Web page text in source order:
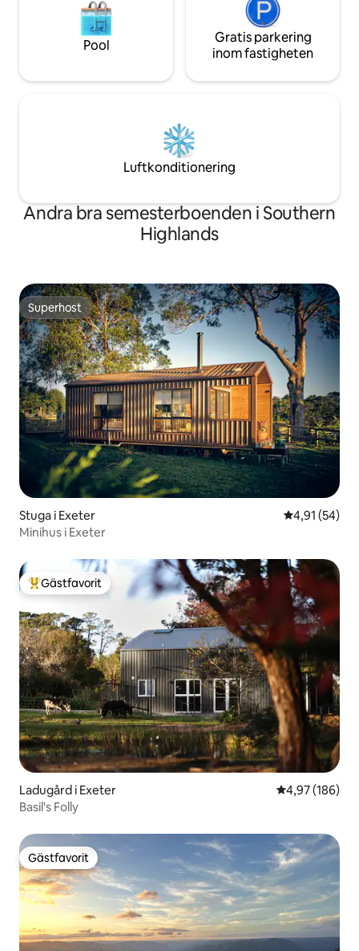
Pool
Gratis parkering
inom fastigheten
Luftkonditionering
Andra bra semesterboenden i Southern
Highlands
Superhost
Superhost
Stuga i Exeter 4,91 av 5 i
4,91 (54)
Minihus i Exeter
Populär gästfavorit
Gästfavorit
Ladugård i Exeter 4,97 av 5 i
4,97 (186)
Basil's Folly
Gästfavorit
Gästfavorit